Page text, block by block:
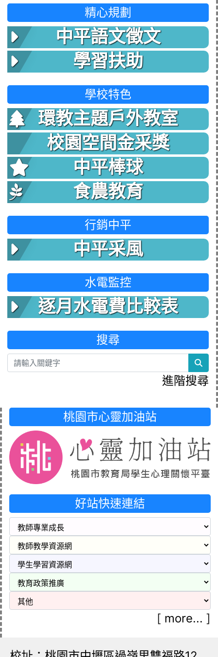
精心規劃
中平語文徵文
學習扶助
學校特色
環教主題戶外教室
校園空間金采獎
中平棒球
食農教育
行銷中平
中平采風
水電監控
逐月水電費比較表
搜尋
進階搜尋
桃園市心靈加油站
好站快速連結
[ more... ]